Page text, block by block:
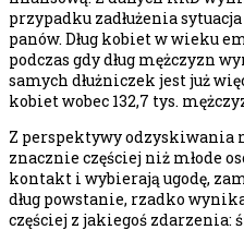
przypadku zadłużenia
panów. Dług kobiet w wieku
podczas gdy dług mężczyzn
samych dłużniczek jest już
kobiet wobec 132,7 tys.
Z perspektywy odzyskiwania
znacznie częściej niż młode
kontakt i wybierają ugodę,
dług powstanie, rzadko
częściej z jakiegoś